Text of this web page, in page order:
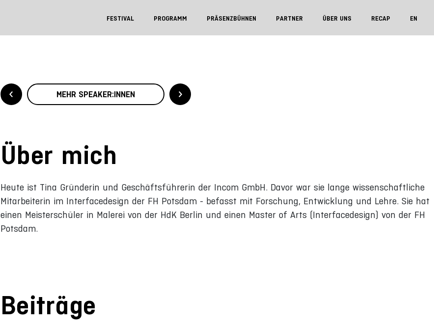
FESTIVAL PROGRAMM PRÄSENZBÜHNEN PARTNER ÜBER UNS RECAP EN
MEHR SPEAKER:INNEN
Über mich
Heute ist Tina Gründerin und Geschäftsführerin der Incom GmbH. Davor war sie lange wissenschaftliche
Mitarbeiterin im Interfacedesign der FH Potsdam - befasst mit Forschung, Entwicklung und Lehre. Sie hat
einen Meisterschüler in Malerei von der HdK Berlin und einen Master of Arts (Interfacedesign) von der FH
Potsdam.
Beiträge